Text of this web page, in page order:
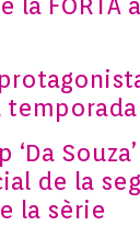
la FORTA
‘Da
de la
la sèrie